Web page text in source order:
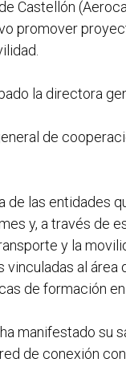
Castellón
promover
la directora
de
de las entidades
y, a través de
y la
al
de formación
manifestado su
de conexión